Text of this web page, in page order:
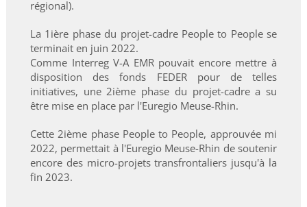
régional).
La 1ière phase du projet-cadre People to People se
terminait en juin 2022.
Comme Interreg V-A EMR pouvait encore mettre à
disposition des fonds FEDER pour de telles
initiatives, une 2ième phase du projet-cadre a su
être mise en place par l'Euregio Meuse-Rhin.
Cette 2ième phase People to People, approuvée mi
2022, permettait à l'Euregio Meuse-Rhin de soutenir
encore des micro-projets transfrontaliers jusqu'à la
fin 2023.